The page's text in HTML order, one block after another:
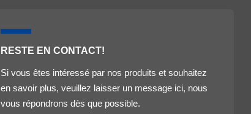
RESTE EN CONTACT!
Si vous êtes intéressé par nos produits et souhaitez
en savoir plus, veuillez laisser un message ici, nous
vous répondrons dès que possible.